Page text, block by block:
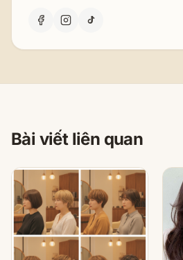
Bài viết liên quan